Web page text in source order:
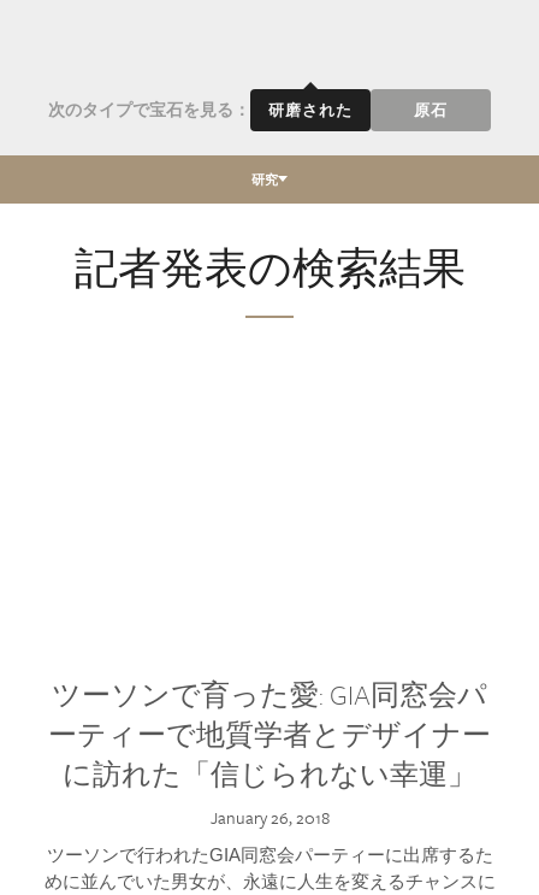
次のタイプで宝石を見る： 研磨された 原石
研究
記者発表の検索結果
ツーソンで育った愛: GIA同窓会パ
ーティーで地質学者とデザイナー
に訪れた「信じられない幸運」
January 26, 2018
ツーソンで行われたGIA同窓会パーティーに出席するた
めに並んでいた男女が、永遠に人生を変えるチャンスに